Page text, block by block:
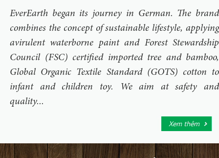
EverEarth began its journey in German. The brand
combines the concept of sustainable lifestyle, applying
avirulent waterborne paint and Forest Stewardship
Council (FSC) certified imported tree and bamboo,
Global Organic Textile Standard (GOTS) cotton to
infant and children toy. We aim at safety and
quality...
Xem thêm